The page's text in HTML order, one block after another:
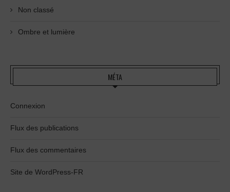
Non classé
Ombre et lumière
MÉTA
Connexion
Flux des publications
Flux des commentaires
Site de WordPress-FR